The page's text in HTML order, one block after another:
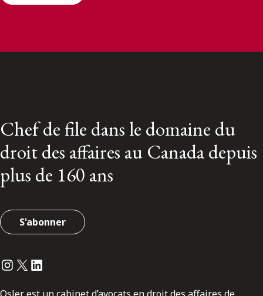
Chef de file dans le domaine du
droit des affaires au Canada depuis
plus de 160 ans
S'abonner
Instagram
Twitter
LinkedIn